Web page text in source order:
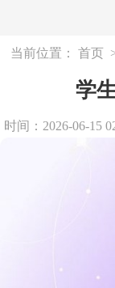
当前位置： 首页
学
时间：2026-06-15